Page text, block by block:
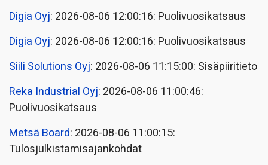
Digia Oyj: 2026-08-06 12:00:16: Puolivuosikatsaus
Digia Oyj: 2026-08-06 12:00:16: Puolivuosikatsaus
Siili Solutions Oyj: 2026-08-06 11:15:00: Sisäpiiritieto
Reka Industrial Oyj: 2026-08-06 11:00:46:
Puolivuosikatsaus
Metsä Board: 2026-08-06 11:00:15:
Tulosjulkistamisajankohdat